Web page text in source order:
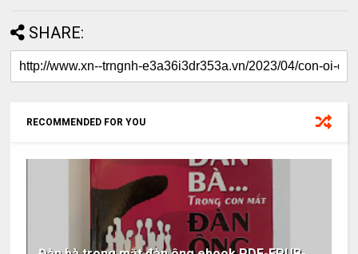
SHARE:
RECOMMENDED FOR YOU